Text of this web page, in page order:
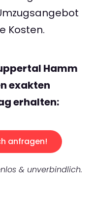
Kosten.
Hamm
exakten
erhalten:
anfragen!
& unverbindlich.